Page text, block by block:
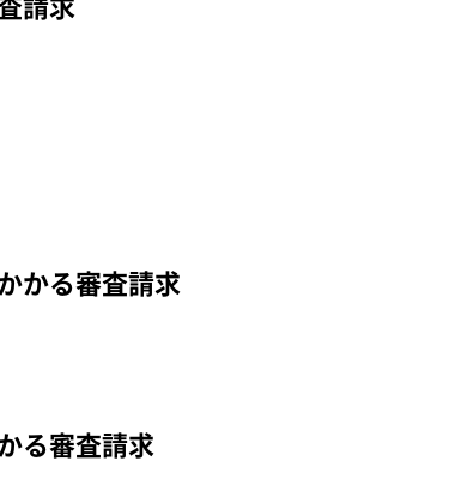
かる審査請求
る審査請求